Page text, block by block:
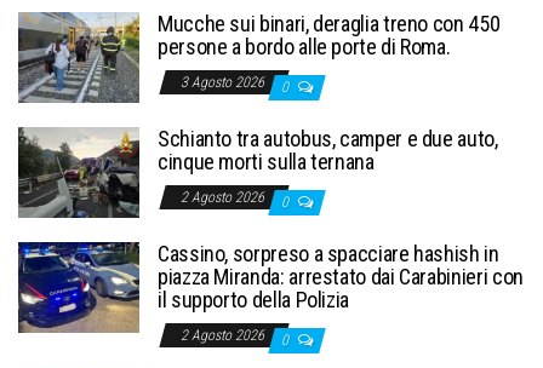
Mucche sui binari, deraglia treno con 450
persone a bordo alle porte di Roma.
3 Agosto 2026 0
Schianto tra autobus, camper e due auto,
cinque morti sulla ternana
2 Agosto 2026 0
Cassino, sorpreso a spacciare hashish in
piazza Miranda: arrestato dai Carabinieri con
il supporto della Polizia
2 Agosto 2026 0